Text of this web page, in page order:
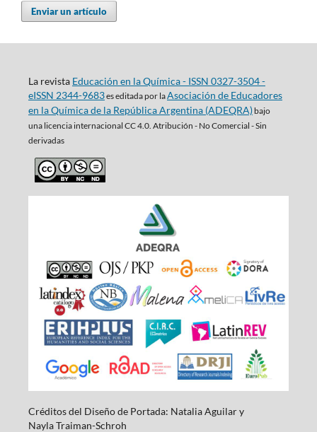
Enviar un artículo
La revista Educación en la Química - ISSN 0327-3504 -
eISSN 2344-9683es editada por laAsociación de Educadores
en la Química de la República Argentina (ADEQRA)bajo
una licencia internacional CC 4.0. Atribución - No Comercial - Sin
derivadas
Créditos del Diseño de Portada: Natalia Aguilar y
NaylaTraiman-Schroh